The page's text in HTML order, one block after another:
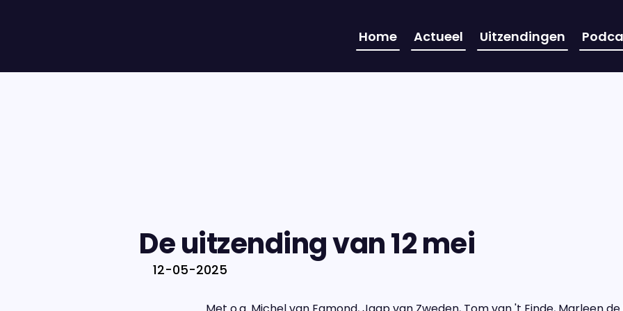
Home Actueel Uitzendingen
De uitzending van 12 mei
12-05-2025